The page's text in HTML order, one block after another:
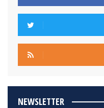
NEWSLETTER